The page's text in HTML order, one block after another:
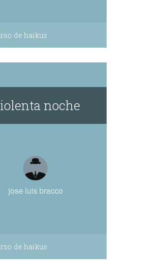
de haikus
noche
jose luis bracco
de haikus